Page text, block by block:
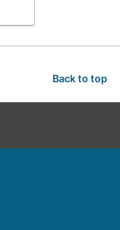
Back to top